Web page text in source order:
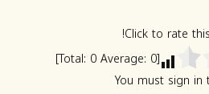
Click to rate
[Total:
0Average: 0
]
You must sign